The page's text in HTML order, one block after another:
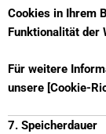
Cookies in Ihrem
Funktionalität der
Für weitere
unsere [Cookie-
7. Speicherdauer